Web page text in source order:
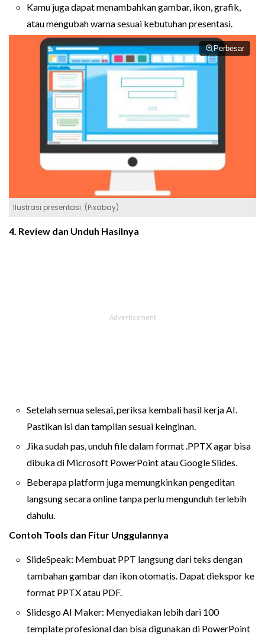
Kamu juga dapat menambahkan gambar, ikon, grafik,
atau mengubah warna sesuai kebutuhan presentasi.
Perbesar
Ilustrasi presentasi. (Pixabay)
4. Review dan Unduh Hasilnya
Setelah semua selesai, periksa kembali hasil kerja AI.
Pastikan isi dan tampilan sesuai keinginan.
Jika sudah pas, unduh file dalam format .PPTX agar bisa
dibuka di Microsoft PowerPoint atau Google Slides.
Beberapa platform juga memungkinkan pengeditan
langsung secara online tanpa perlu mengunduh terlebih
dahulu.
Contoh Tools dan Fitur Unggulannya
SlideSpeak: Membuat PPT langsung dari teks dengan
tambahan gambar dan ikon otomatis. Dapat diekspor ke
format PPTX atau PDF.
Slidesgo AI Maker: Menyediakan lebih dari 100
template profesional dan bisa digunakan di PowerPoint